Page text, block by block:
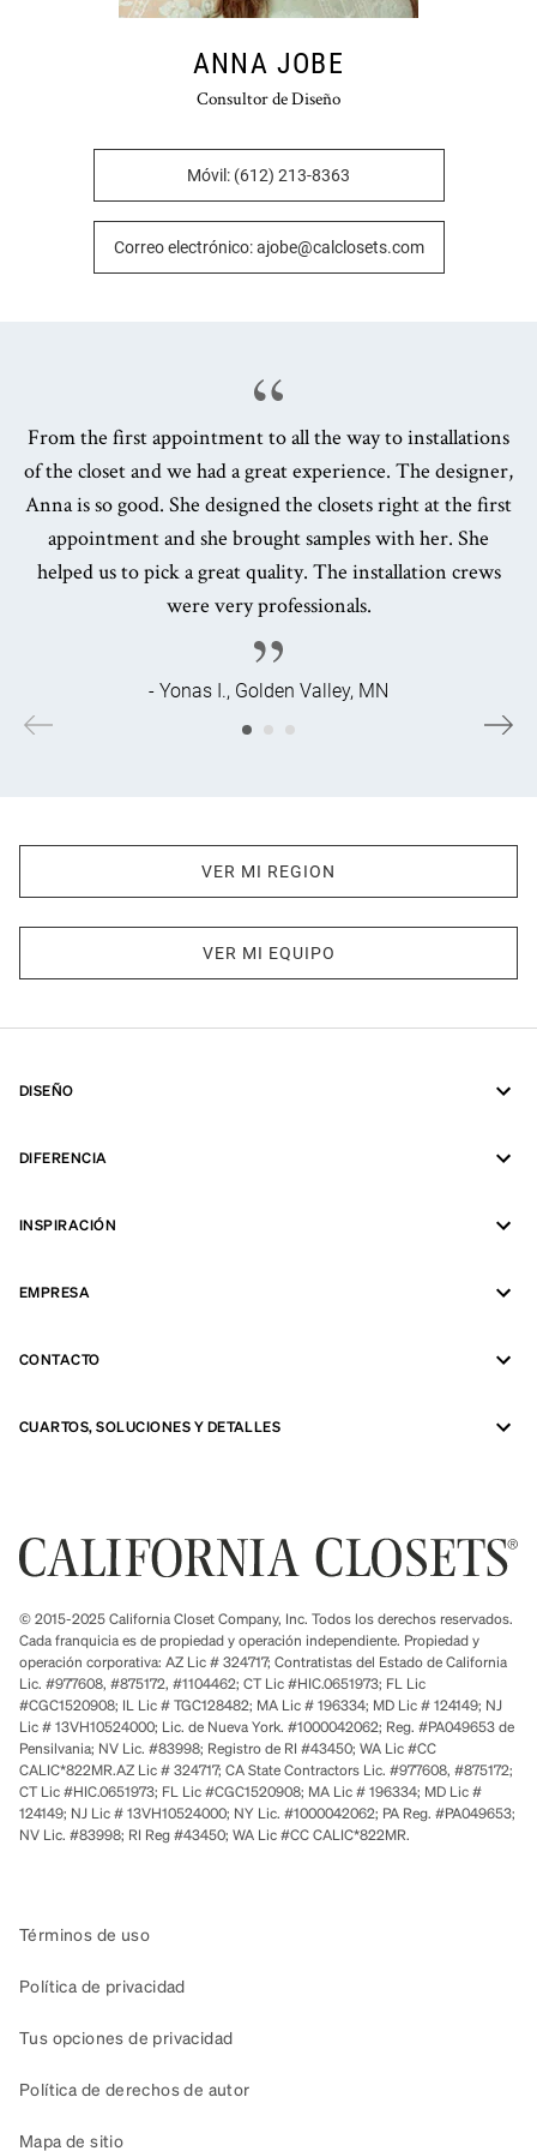
ANNA JOBE
Consultor de Diseño
Móvil: (612) 213-8363
Correo electrónico: ajobe@calclosets.com
From the first appointment to all the way to installations
of the closet and we had a great experience. The designer,
Anna is so good. She designed the closets right at the first
appointment and she brought samples with her. She
helped us to pick a great quality. The installation crews
were very professionals.
- Yonas I., Golden Valley, MN
VER MI REGION
VER MI EQUIPO
DISEÑO
DIFERENCIA
INSPIRACIÓN
EMPRESA
CONTACTO
CUARTOS, SOLUCIONES Y DETALLES
© 2015-2025 California Closet Company, Inc. Todos los derechos reservados.
Cada franquicia es de propiedad y operación independiente. Propiedad y
operación corporativa: AZ Lic # 324717; Contratistas del Estado de California
Lic. #977608, #875172, #1104462; CT Lic #HIC.0651973; FL Lic
#CGC1520908; IL Lic # TGC128482; MA Lic # 196334; MD Lic # 124149; NJ
Lic # 13VH10524000; Lic. de Nueva York. #1000042062; Reg. #PA049653 de
Pensilvania; NV Lic. #83998; Registro de RI #43450; WA Lic #CC
CALIC*822MR.AZ Lic # 324717; CA State Contractors Lic. #977608, #875172;
CT Lic #HIC.0651973; FL Lic #CGC1520908; MA Lic # 196334; MD Lic #
124149; NJ Lic # 13VH10524000; NY Lic. #1000042062; PA Reg. #PA049653;
NV Lic. #83998; RI Reg #43450; WA Lic #CC CALIC*822MR.
Términos de uso
Política de privacidad
Tus opciones de privacidad
Política de derechos de autor
Mapa de sitio